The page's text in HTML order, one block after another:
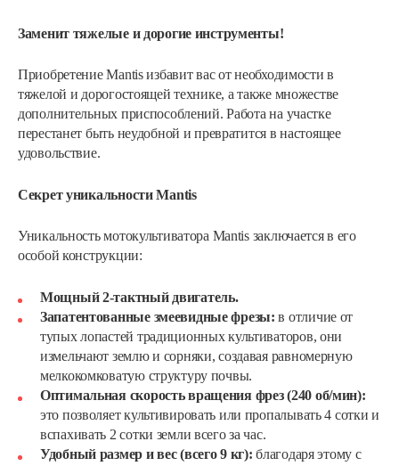
Заменит тяжелые и дорогие инструменты!
Приобретение Mantis избавит вас от необходимости в
тяжелой и дорогостоящей технике, а также множестве
дополнительных приспособлений. Работа на участке
перестанет быть неудобной и превратится в настоящее
удовольствие.
Секрет уникальности Mantis
Уникальность мотокультиватора Mantis заключается в его
особой конструкции:
Мощный 2-тактный двигатель.
Запатентованные змеевидные фрезы: в отличие от
тупых лопастей традиционных культиваторов, они
измельчают землю и сорняки, создавая равномерную
мелкокомковатую структуру почвы.
Оптимальная скорость вращения фрез (240 об/мин):
это позволяет культивировать или пропалывать 4 сотки и
вспахивать 2 сотки земли всего за час.
Удобный размер и вес (всего 9 кг): благодаря этому с